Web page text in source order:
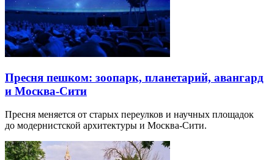
Пресня пешком: зоопарк, планетарий, авангард
и Москва-Сити
Пресня меняется от старых переулков и научных площадок
до модернистской архитектуры и Москва-Сити.